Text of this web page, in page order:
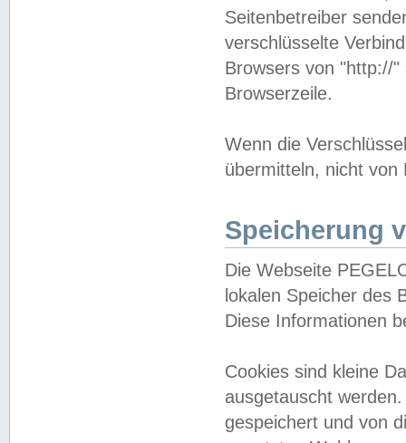
Seitenbetreiber
verschlüsselte
Browsers von "http://
Browserzeile.
Wenn die
übermitteln, nicht von
Speicherung
Die Webseite
lokalen Speicher des
Diese Informationen
Cookies sind kleine
ausgetauscht
gespeichert und von